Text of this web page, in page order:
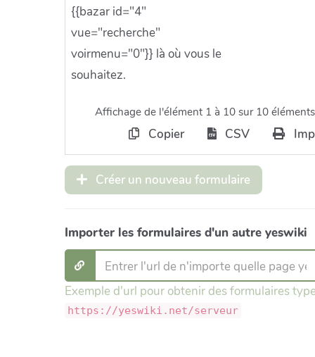
{{bazar id="4"
vue="recherche"
voirmenu="0"}} là où vous le
souhaitez.
Affichage de l'élément 1 à 10 sur 10 éléments
Copier CSV
Créer un nouveau formulaire
Importer les formulaires d'un autre yeswiki
Exemple d'url pour obtenir des formulaires
https://yeswiki.net/serveur